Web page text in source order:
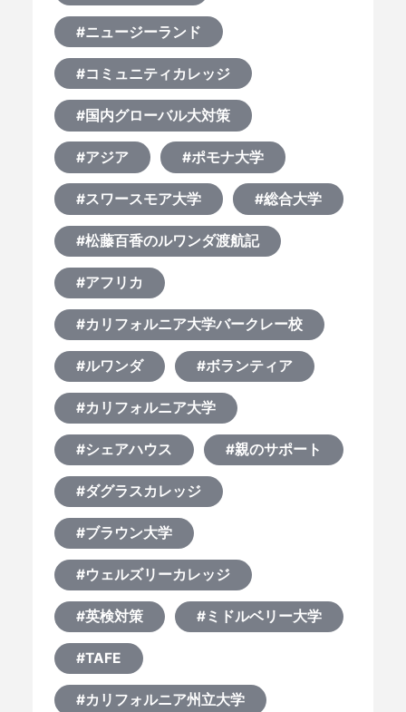
なぜ海外進学か？
どうやって？
何から始める？
ブログ
おすすめ特集
#ニュージーランド
#コミュニティカレッジ
#国内グローバル大対策
#アジア #ポモナ大学
#スワースモア大学 #総合大学
#松藤百香のルワンダ渡航記
#アフリカ
#カリフォルニア大学バークレー校
#ルワンダ #ボランティア
#カリフォルニア大学
#シェアハウス #親のサポート
#ダグラスカレッジ
#ブラウン大学
#ウェルズリーカレッジ
#英検対策 #ミドルベリー大学
#TAFE
#カリフォルニア州立大学